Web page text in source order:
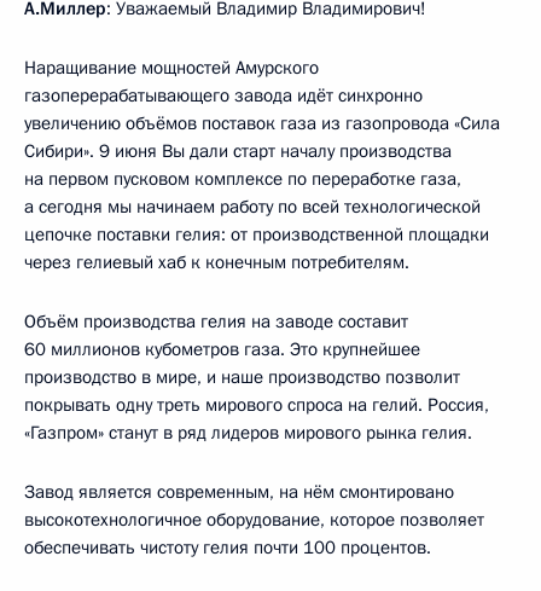
А.Миллер: Уважаемый Владимир Владимирович!
Наращивание мощностей Амурского
газоперерабатывающего завода идёт синхронно
увеличению объёмов поставок газа из газопровода «Сила
Сибири». 9 июня Вы дали старт началу производства
на первом пусковом комплексе по переработке газа,
а сегодня мы начинаем работу по всей технологической
цепочке поставки гелия: от производственной площадки
через гелиевый хаб к конечным потребителям.
Объём производства гелия на заводе составит
60 миллионов кубометров газа. Это крупнейшее
производство в мире, и наше производство позволит
покрывать одну треть мирового спроса на гелий. Россия,
«Газпром» станут в ряд лидеров мирового рынка гелия.
Завод является современным, на нём смонтировано
высокотехнологичное оборудование, которое позволяет
обеспечивать чистоту гелия почти 100 процентов.